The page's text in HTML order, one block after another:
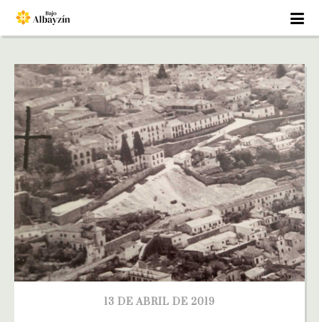
13 DE ABRIL DE 2019